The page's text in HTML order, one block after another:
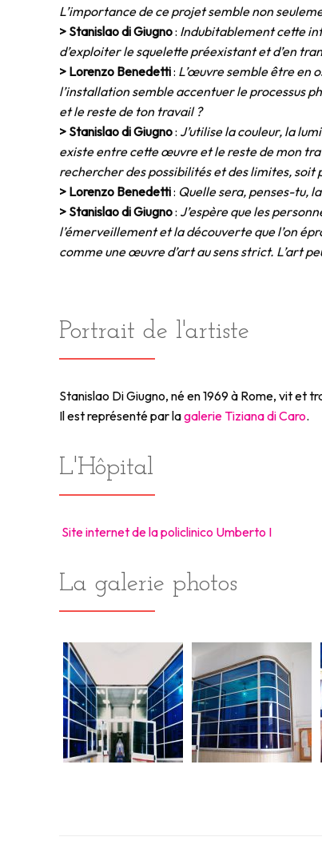
L’importance de ce projet semble non
> Stanislao di Giugno: Indubitablement cette
d’exploiter le squelette préexistant et d’en
> Lorenzo Benedetti: L’œuvre semble être en
l’installation semble accentuer le processus
et le reste de ton travail ?
> Stanislao di Giugno: J’utilise la couleur, la
existe entre cette œuvre et le reste de mon
rechercher des possibilités et des limites, soit
> Lorenzo Benedetti: Quelle sera, penses-tu,
> Stanislao di Giugno: J’espère que les
l’émerveillement et la découverte que l’on
comme une œuvre d’art au sens strict. L’art
Portrait de l'artiste
Stanislao Di Giugno, né en 1969 à Rome, vit et
Il est représenté par lagalerie Tiziana di Caro.
L'Hôpital
Site internet de la policlinico Umberto I
La galerie photos